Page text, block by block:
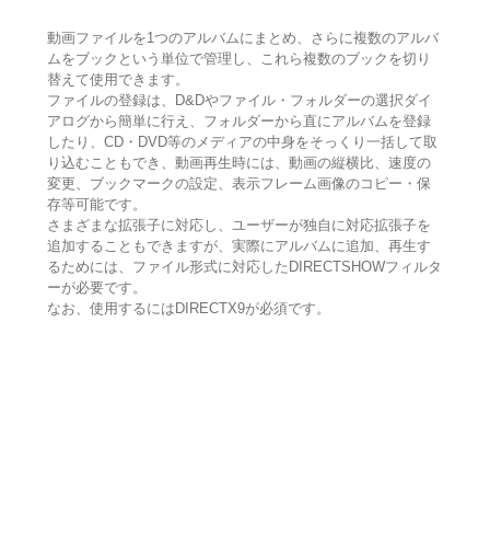
動画ファイルを1つのアルバムにまとめ、さらに複数のアルバ
ムをブックという単位で管理し、これら複数のブックを切り
替えて使用できます。
ファイルの登録は、D&Dやファイル・フォルダーの選択ダイ
アログから簡単に行え、フォルダーから直にアルバムを登録
したり、CD・DVD等のメディアの中身をそっくり一括して取
り込むこともでき、動画再生時には、動画の縦横比、速度の
変更、ブックマークの設定、表示フレーム画像のコピー・保
存等可能です。
さまざまな拡張子に対応し、ユーザーが独自に対応拡張子を
追加することもできますが、実際にアルバムに追加、再生す
るためには、ファイル形式に対応したDIRECTSHOWフィルタ
ーが必要です。
なお、使用するにはDIRECTX9が必須です。